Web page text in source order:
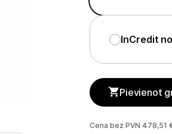
Telefona vāciņi un maciņi
Akumulatori (Power bank)
Auto telefona turētāji
InCredit
Pievienot
Cena bez PVN 478,51